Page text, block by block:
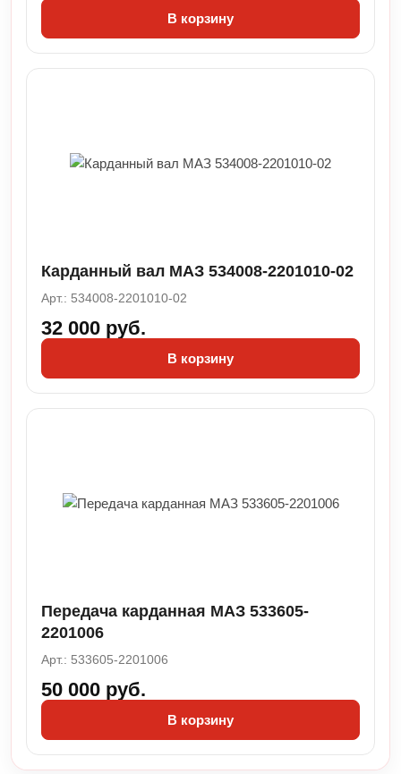
В корзину
Карданный вал МАЗ 534008-2201010-02
Арт.: 534008-2201010-02
32 000 руб.
В корзину
Передача карданная МАЗ 533605-
2201006
Арт.: 533605-2201006
50 000 руб.
В корзину